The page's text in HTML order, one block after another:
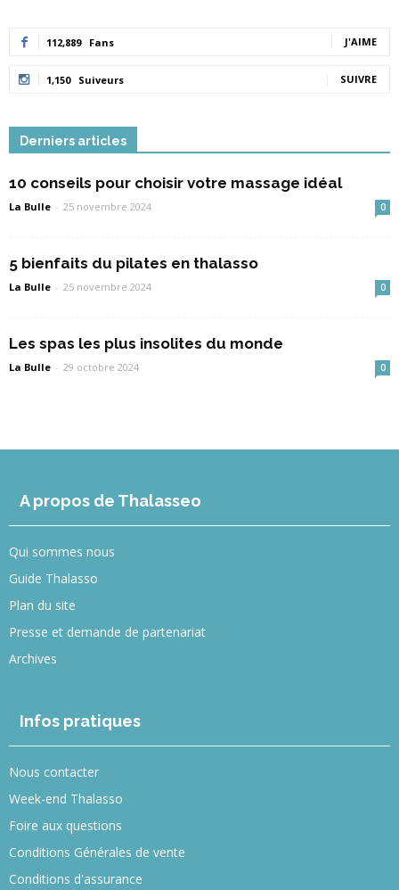
112,889 Fans J'AIME
1,150 Suiveurs SUIVRE
Derniers articles
10 conseils pour choisir votre massage idéal
La Bulle - 25 novembre 2024 0
5 bienfaits du pilates en thalasso
La Bulle - 25 novembre 2024 0
Les spas les plus insolites du monde
La Bulle - 29 octobre 2024 0
A propos de Thalasseo
Qui sommes nous
Guide Thalasso
Plan du site
Presse et demande de partenariat
Archives
Infos pratiques
Nous contacter
Week-end Thalasso
Foire aux questions
Conditions Générales de vente
Conditions d'assurance